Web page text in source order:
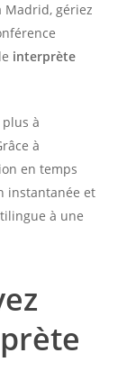
Madrid, gériez
interprète
à
à
en temps
instantanée et
à une